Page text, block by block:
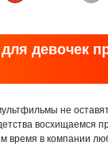
девочек
не
восхищаемся
время в компании